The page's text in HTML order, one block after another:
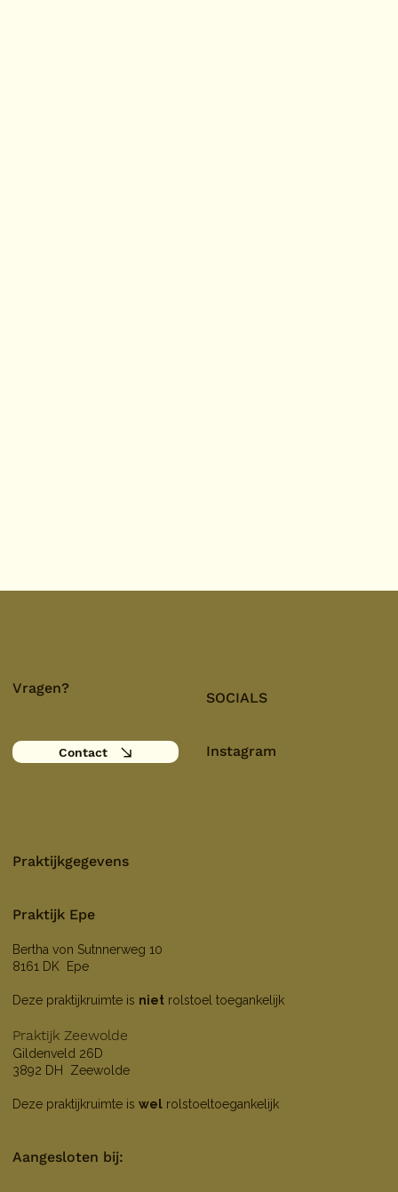
SOCIALS
Instagram
Aangesloten bij:
Vragen?
Contact
Praktijkgegevens
Praktijk Epe
Bertha von Sutnnerweg 10
8161 DK Epe
Deze praktijkruimte is nietrolstoel toegankelijk
Praktijk Zeewolde
Gildenveld 26D
3892 DH Zeewolde
Deze praktijkruimte is welrolstoeltoegankelijk